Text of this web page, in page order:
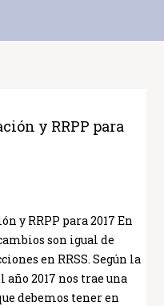
y RRPP para
y RRPP para 2017 En
son igual de
en RRSS. Según la
2017 nos trae una
debemos tener en